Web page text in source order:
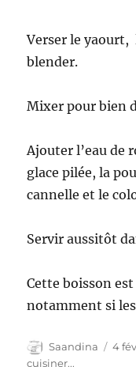
Verser le yaourt,
blender.
Mixer pour bien
Ajouter l’eau de
glace pilée, la
cannelle et le
Servir aussitôt
Cette boisson
notamment si
Auteur
Saandina 4
cuisiner...